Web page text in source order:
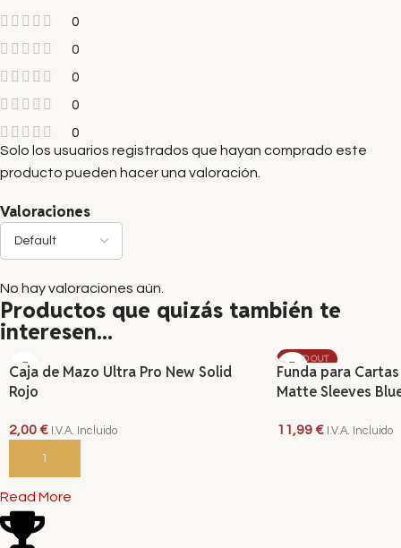
0
0
0
0
0
Valoraciones
No hay valoraciones aún.
Solo los usuarios registrados que hayan comprado este
producto pueden hacer una valoración.
Productos que quizás también te
interesen...
Caja de Mazo Ultra Pro New Solid
Rojo
2,00€ I.V.A. Incluido
AÑADIR AL CARRITO
SOLD OUT
Funda para
Matte Sleeves
11,99€ I.V.A. Incluido
Read More